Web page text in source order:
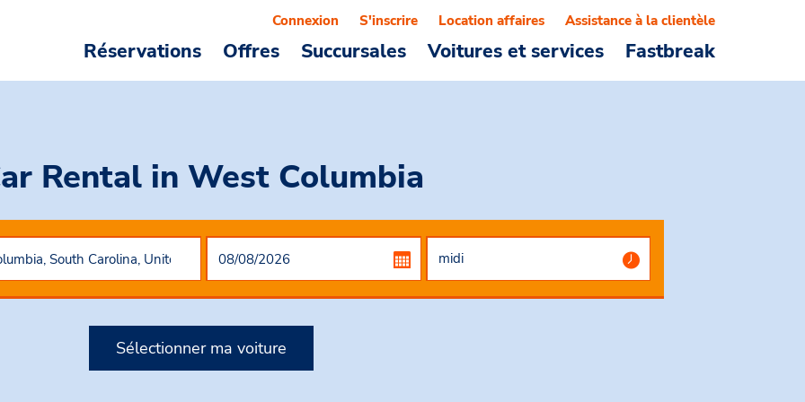
Réservations Offres Succursales Voitures et services Fastbreak
Connexion S'inscrire Location affaires Assistance à la clientèle
Rental in West Columbia
Sélectionner ma voiture